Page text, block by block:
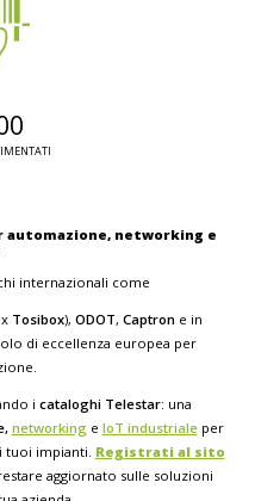
automazione, networking e
internazionali come
Tosibox), ODOT, Captron e in
di eccellenza europea per
i cataloghi Telestar: una
networkinge IoT industrialeper
impianti. Registrati al sito
aggiornato sulle soluzioni